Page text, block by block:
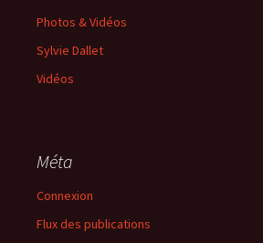
Photos & Vidéos
Sylvie Dallet
Vidéos
Méta
Connexion
Flux des publications